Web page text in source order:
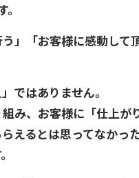
」「お客様に感動して
ではありません。
み、お客様に「仕上が
えるとは思ってなかっ